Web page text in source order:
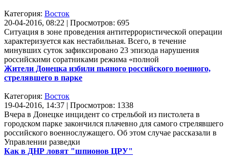
Категория: Восток
20-04-2016, 08:22 | Просмотров: 695
Ситуация в зоне проведения антитеррористической операции
характеризуется как нестабильная. Всего, в течение
минувших суток зафиксировано 23 эпизода нарушения
российскими соратниками режима «полной
Жители Донецка избили пьяного российского военного,
стрелявшего в парке
Категория: Восток
19-04-2016, 14:37 | Просмотров: 1338
Вчера в Донецке инцидент со стрельбой из пистолета в
городском парке закончился плачевно для самого стрелявшего
российского военнослужащего. Об этом случае рассказали в
Управлении разведки
Как в ДНР ловят "шпионов ЦРУ"